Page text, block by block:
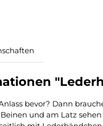
bevor? Dann
und am Latz